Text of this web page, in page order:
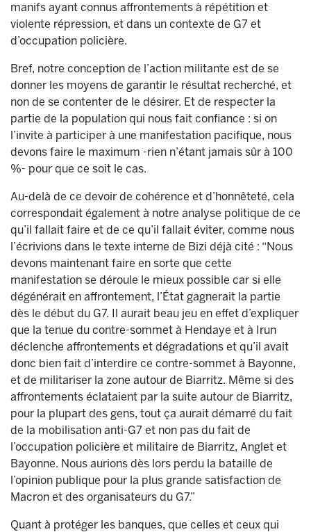
manifs ayant connus affrontements à répétition et
violente répression, et dans un contexte de G7 et
d’occupation policière.
Bref, notre conception de l’action militante est de se
donner les moyens de garantir le résultat recherché, et
non de se contenter de le désirer. Et de respecter la
partie de la population qui nous fait confiance : si on
l’invite à participer à une manifestation pacifique, nous
devons faire le maximum -rien n’étant jamais sûr à 100
%- pour que ce soit le cas.
Au-delà de ce devoir de cohérence et d’honnêteté, cela
correspondait également à notre analyse politique de ce
qu’il fallait faire et de ce qu’il fallait éviter, comme nous
l’écrivions dans le texte interne de Bizi déjà cité : “Nous
devons maintenant faire en sorte que cette
manifestation se déroule le mieux possible car si elle
dégénérait en affrontement, l’État gagnerait la partie
dès le début du G7. Il aurait beau jeu en effet d’expliquer
que la tenue du contre-sommet à Hendaye et à Irun
déclenche affrontements et dégradations et qu’il avait
donc bien fait d’interdire ce contre-sommet à Bayonne,
et de militariser la zone autour de Biarritz. Même si des
affrontements éclataient par la suite autour de Biarritz,
pour la plupart des gens, tout ça aurait démarré du fait
de la mobilisation anti-G7 et non pas du fait de
l’occupation policière et militaire de Biarritz, Anglet et
Bayonne. Nous aurions dès lors perdu la bataille de
l’opinion publique pour la plus grande satisfaction de
Macron et des organisateurs du G7.”
Quant à protéger les banques, que celles et ceux qui